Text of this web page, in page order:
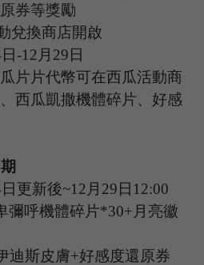
券等獎勵
兌換商店開啟
日-12 月 29日
片片代幣可在西瓜活動商
西瓜凱撒機體碎片、好感
期
日更新後~12 月 29日 1 2:00
彌呼機體碎片*30+ 月亮徽
迪斯皮膚+好感度還原券